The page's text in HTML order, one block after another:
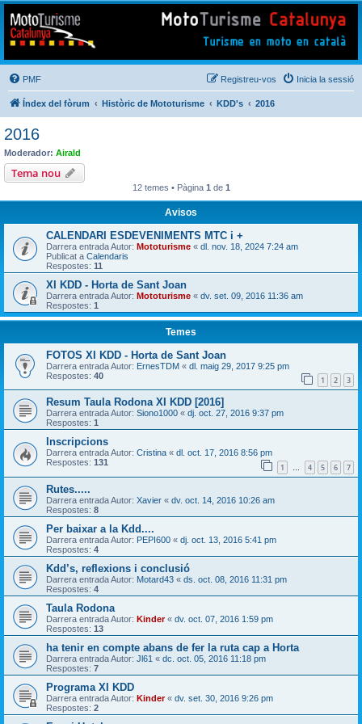
Mototurisme
Turisme en moto en català
PMF Inicia la sessió
Registreu-vos
Índex del fòrum Històric de Mototurisme KDD's 2016
2016
Moderador: Airald
Tema nou
12 temes • Pàgina 1 de 1
Avisos
CALENDARI ESDEVENIMENTS MTC i +
Darrera entrada Autor: Mototurisme « dl. nov. 18, 2024 7:24 am
Publicat a Calendaris
Respostes: 11
XI KDD - Horta de Sant Joan
Darrera entrada Autor: Mototurisme « dv. set. 09, 2016 11:36 am
Respostes: 1
Temes
FOTOS XI KDD - Horta de Sant Joan
Darrera entrada Autor: ErnesTDM « dl. maig 29, 2017 9:25 pm
Respostes: 40 1 2 3
Resum Taula Rodona XI KDD [2016]
Darrera entrada Autor: Siono1000 « dj. oct. 27, 2016 9:37 pm
Respostes: 1
Inscripcions
Darrera entrada Autor: Cristina « dl. oct. 17, 2016 8:56 pm
Respostes: 131 1 … 4 5 6 7
Rutes.....
Darrera entrada Autor: Xavier « dv. oct. 14, 2016 10:26 am
Respostes: 8
Per baixar a la Kdd....
Darrera entrada Autor: PEPI600 « dj. oct. 13, 2016 5:41 pm
Respostes: 4
Kdd’s, reflexions i conclusió
Darrera entrada Autor: Motard43 « ds. oct. 08, 2016 11:31 pm
Respostes: 4
Taula Rodona
Darrera entrada Autor: Kinder« dv. oct. 07, 2016 1:59 pm
Respostes: 13
ha tenir en compte abans de fer la ruta cap a Horta
Darrera entrada Autor: Jl61 « dc. oct. 05, 2016 11:18 pm
Respostes: 7
Programa XI KDD
Darrera entrada Autor: Kinder« dv. set. 30, 2016 9:26 pm
Respostes: 2